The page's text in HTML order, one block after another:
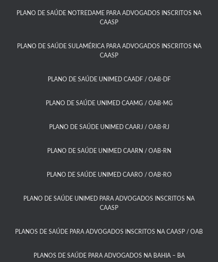
PLANO DE SAÚDE NOTREDAME PARA ADVOGADOS INSCRITOS NA
CAASP​
PLANO DE SAÚDE SULAMÉRICA PARA ADVOGADOS INSCRITOS NA
CAASP​
PLANO DE SAÚDE UNIMED CAADF / OAB-DF​
PLANO DE SAÚDE UNIMED CAAMG / OAB-MG​
PLANO DE SAÚDE UNIMED CAARJ / OAB-RJ​
PLANO DE SAÚDE UNIMED CAARN / OAB-RN
PLANO DE SAÚDE UNIMED CAARO / OAB-RO​
PLANO DE SAÚDE UNIMED PARA ADVOGADOS INSCRITOS NA
CAASP​
PLANOS DE SAÚDE PARA ADVOGADOS INSCRITOS NA CAASP / OAB
PLANOS DE SAÚDE PARA ADVOGADOS NA BAHIA – BA​